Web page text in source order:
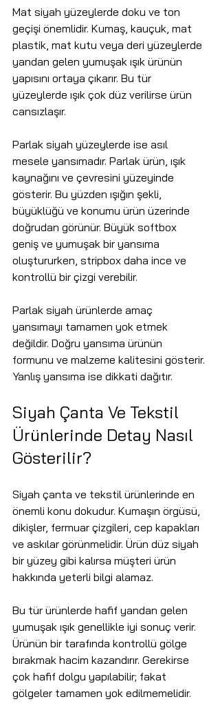
Mat siyah yüzeylerde doku ve ton
geçişi önemlidir. Kumaş, kauçuk, mat
plastik, mat kutu veya deri yüzeylerde
yandan gelen yumuşak ışık ürünün
yapısını ortaya çıkarır. Bu tür
yüzeylerde ışık çok düz verilirse ürün
cansızlaşır.
Parlak siyah yüzeylerde ise asıl
mesele yansımadır. Parlak ürün, ışık
kaynağını ve çevresini yüzeyinde
gösterir. Bu yüzden ışığın şekli,
büyüklüğü ve konumu ürün üzerinde
doğrudan görünür. Büyük softbox
geniş ve yumuşak bir yansıma
oluştururken, stripbox daha ince ve
kontrollü bir çizgi verebilir.
Parlak siyah ürünlerde amaç
yansımayı tamamen yok etmek
değildir. Doğru yansıma ürünün
formunu ve malzeme kalitesini gösterir.
Yanlış yansıma ise dikkati dağıtır.
Siyah Çanta Ve Tekstil
Ürünlerinde Detay Nasıl
Gösterilir?
Siyah çanta ve tekstil ürünlerinde en
önemli konu dokudur. Kumaşın örgüsü,
dikişler, fermuar çizgileri, cep kapakları
ve askılar görünmelidir. Ürün düz siyah
bir yüzey gibi kalırsa müşteri ürün
hakkında yeterli bilgi alamaz.
Bu tür ürünlerde hafif yandan gelen
yumuşak ışık genellikle iyi sonuç verir.
Ürünün bir tarafında kontrollü gölge
bırakmak hacim kazandırır. Gerekirse
çok hafif dolgu yapılabilir; fakat
gölgeler tamamen yok edilmemelidir.